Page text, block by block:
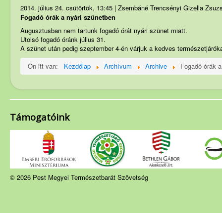
Szakosztályvezetők
Szakosztályok
Rendezvények
Túrakiírás
Archívum
2014. július 24. csütörtök, 13:45 | Zsembáné Trencsényi Gizella
Fogadó órák a nyári szünetben
Augusztusban nem tartunk fogadó órát nyári szünet miatt.
Utolsó fogadó óránk július 31.
A szünet után pedig szeptember 4-én várjuk a kedves
Ön itt van:
Kezdőlap Archívum Archive Fogadó órák
Támogatóink
© 2026 Pest Megyei Természetbarát Szövetség